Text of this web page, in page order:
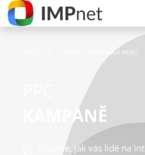
AUDIT A KONTROLA WEBŮ
KAMPANĚ
Zjistíme, jak vás lidé na